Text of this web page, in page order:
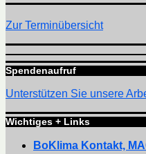
Zur Terminübersicht
Spendenaufruf
Unterstützen Sie unsere
Wichtiges + Links
BoKlima Kontakt,